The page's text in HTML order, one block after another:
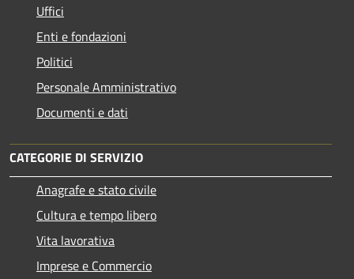
Uffici
Enti e fondazioni
Politici
Personale Amministrativo
Documenti e dati
CATEGORIE DI SERVIZIO
Anagrafe e stato civile
Cultura e tempo libero
Vita lavorativa
Imprese e Commercio